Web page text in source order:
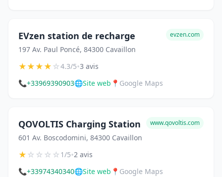
EVzen station de recharge
197 Av. Paul Poncé, 84300 Cavaillon
evzen.com
★★★★☆4.3/5•3 avis
📞+33969390903🌐Site web 📍 Google Maps
QOVOLTIS Charging Station
601 Av. Boscodomini, 84300 Cavaillon
www.qovoltis.com
★☆☆☆☆1/5•2 avis
📞+33974340340🌐Site web 📍 Google Maps